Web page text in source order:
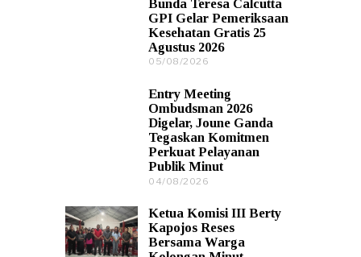
/
2
0
2
Bunda Teresa Calcutta
GPI Gelar Pemeriksaan
Kesehatan Gratis 25
Agustus 2026
05/08/2026
0
8
/
2
0
2
Entry Meeting
Ombudsman 2026
Digelar, Joune Ganda
Tegaskan Komitmen
Perkuat Pelayanan
Publik Minut
04/08/2026
0
8
/
Ketua Komisi III Berty
Kapojos Reses
Bersama Warga